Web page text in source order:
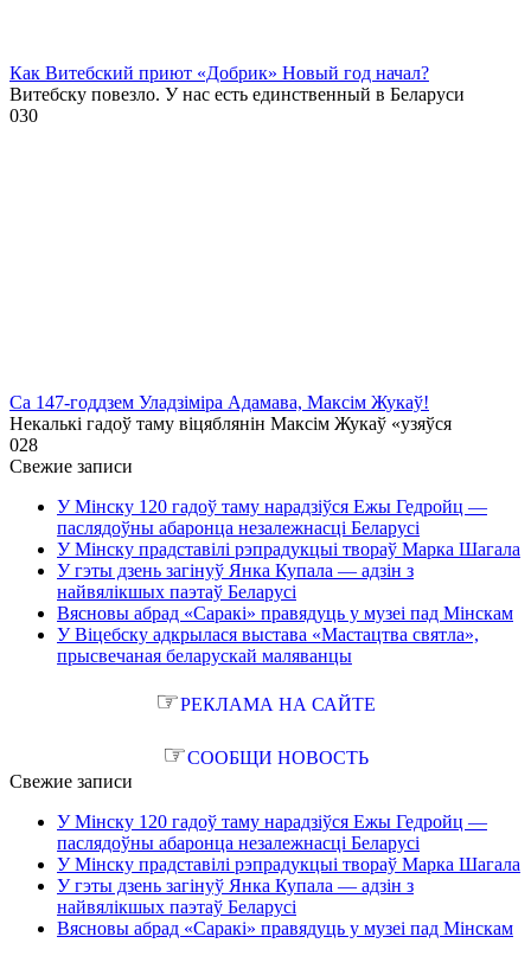
Как Витебский приют «Добрик» Новый год начал?
Витебску повезло. У нас есть единственный в Беларуси
030
Са 147-годдзем Уладзіміра Адамава, Максім Жукаў!
Некалькі гадоў таму віцяблянін Максім Жукаў «узяўся
028
Свежие записи
У Мінску 120 гадоў таму нарадзіўся Ежы Гедройц —
паслядоўны абаронца незалежнасці Беларусі
У Мінску прадставілі рэпрадукцыі твораў Марка Шагала
У гэты дзень загінуў Янка Купала — адзін з
найвялікшых паэтаў Беларусі
Вясновы абрад «Саракі» правядуць у музеі пад Мінскам
У Віцебску адкрылася выстава «Мастацтва святла»,
прысвечаная беларускай маляванцы
☞РЕКЛАМА НА САЙТЕ
☞СООБЩИ НОВОСТЬ
Свежие записи
У Мінску 120 гадоў таму нарадзіўся Ежы Гедройц —
паслядоўны абаронца незалежнасці Беларусі
У Мінску прадставілі рэпрадукцыі твораў Марка Шагала
У гэты дзень загінуў Янка Купала — адзін з
найвялікшых паэтаў Беларусі
Вясновы абрад «Саракі» правядуць у музеі пад Мінскам